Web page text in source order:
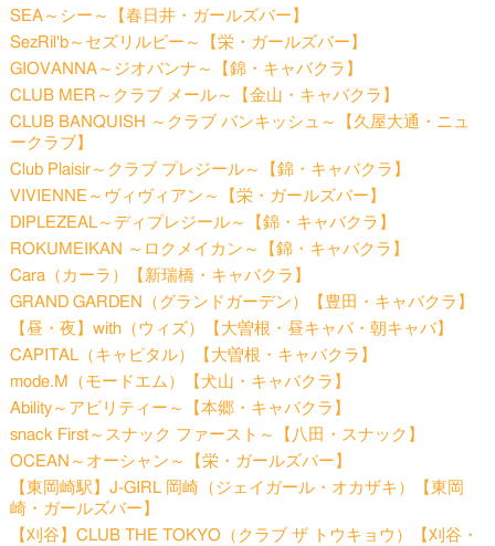
SEA～シー～【春日井・ガールズバー】
SezRil'b～セズリルビー～【栄・ガールズバー】
GIOVANNA～ジオバンナ～【錦・キャバクラ】
CLUB MER～クラブ メール～【金山・キャバクラ】
CLUB BANQUISH ～クラブ バンキッシュ～【久屋大通・ニュ
ークラブ】
Club Plaisir～クラブ プレジール～【錦・キャバクラ】
VIVIENNE～ヴィヴィアン～【栄・ガールズバー】
DIPLEZEAL～ディプレジール～【錦・キャバクラ】
ROKUMEIKAN ～ロクメイカン～【錦・キャバクラ】
Cara（カーラ）【新瑞橋・キャバクラ】
GRAND GARDEN（グランドガーデン）【豊田・キャバクラ】
【昼・夜】with（ウィズ）【大曽根・昼キャバ・朝キャバ】
CAPITAL（キャピタル）【大曽根・キャバクラ】
mode.M（モードエム）【犬山・キャバクラ】
Ability～アビリティー～【本郷・キャバクラ】
snack First～スナック ファースト～【八田・スナック】
OCEAN～オーシャン～【栄・ガールズバー】
【東岡崎駅】J-GIRL 岡崎（ジェイガール・オカザキ）【東岡
崎・ガールズバー】
【刈谷】CLUB THE TOKYO（クラブ ザ トウキョウ）【刈谷・